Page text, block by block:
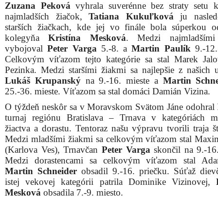
Zuzana Peková vyhrala suverénne bez straty setu
najmladších žiačok, Tatiana Kukuľková ju
starších žiačkach, kde jej vo finále bola súperkou
kolegyňaKristína Mesková. Medzi
vybojovalPeter Varga 5.-8. aMartin Paulík 9.-
Celkovým víťazom tejto kategórie sa stal Marek
Pezinka. Medzi staršími žiakmi sa najlepšie z našich
Lukáš Krupanskýna 9.-16. mieste a Martin
25.-36. mieste. Víťazom sa stal domáci Damián Vizina.
O týždeň neskôr sa v Moravskom Svätom Jáne
turnaj regiónu Bratislava – Trnava v kategóriách
žiactva a dorastu. Tentoraz našu výpravu tvorili traja
Medzi mladšími žiakmi sa celkovým víťazom stal
(Karlova Ves), Trnavčan Peter Varga skončil na 9.-
Medzi dorastencami sa celkovým víťazom stal
Martin Schneider obsadil 9.-16. priečku. Súťaž
istej vekovej kategórii patrila Dominike Vizinovej,
Mesková obsadila 7.-9. miesto.